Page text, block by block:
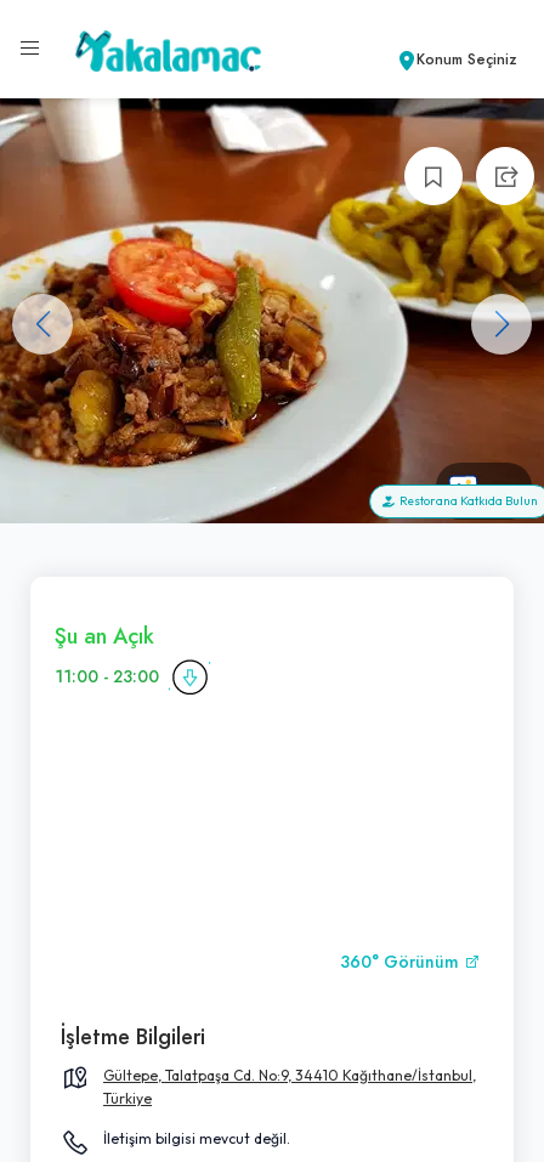
Konum Seçiniz
+18
Restorana Katkıda Bulun
Şu an Açık
11:00 - 23:00
360° Görünüm
İşletme Bilgileri
Gültepe, Talatpaşa Cd. No:9, 34410 Kağıthane/İstanbul,
Türkiye
İletişim bilgisi mevcut değil.